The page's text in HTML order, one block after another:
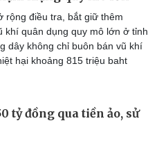
rộng điều tra, bắt giữ thêm
khí quân dụng quy mô lớn ở tỉnh
dây không chỉ buôn bán vũ khí
hại khoảng 815 triệu baht
tỷ đồng qua tiền ảo, sử